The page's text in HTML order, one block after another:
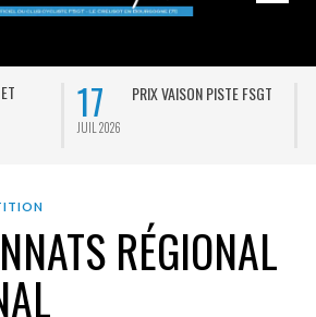
17
JUIL 2026
PRIX VAISON PISTE FSGT
RÉGIONAL